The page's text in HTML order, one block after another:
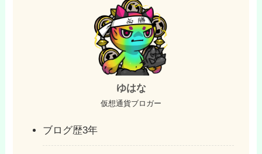
ゆはな
仮想通貨ブロガー
ブログ歴3年